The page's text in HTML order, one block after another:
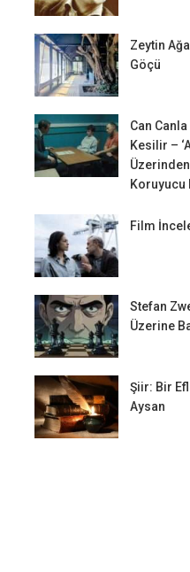
Zeytin
Göçü
Can
Kesilir –
Koruyucu
Film
Stefan
Üzerine
Şiir: Bir
Aysan